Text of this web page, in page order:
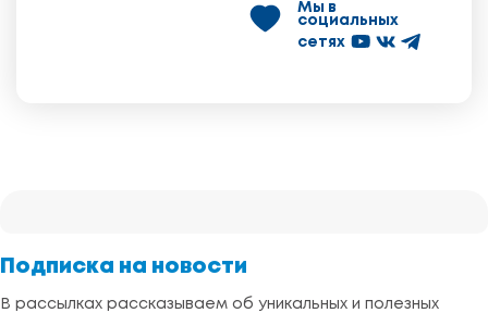
Мы в
социальных
сетях
Подписка на новости
В рассылках рассказываем об уникальных и полезных